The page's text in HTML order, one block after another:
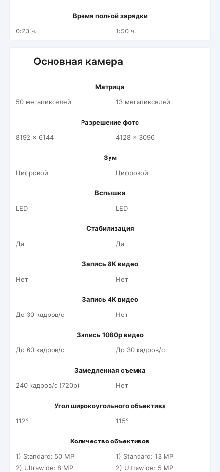
Время полной зарядки
0:23 ч.
1:50 ч.
Основная камера
Матрица
50 мегапикселей
13 мегапикселей
Разрешение фото
8192 x 6144
4128 x 3096
Зум
Цифровой
Цифровой
Вспышка
LED
LED
Стабилизация
Да
Да
Запись 8K видео
Нет
Нет
Запись 4K видео
До 30 кадров/c
Нет
Запись 1080p видео
До 60 кадров/c
До 30 кадров/c
Замедленная съемка
240 кадров/c (720p)
Нет
Угол широкоугольного объектива
112°
115°
Количество объективов
1) Standard: 50 MP
2) Ultrawide: 8 MP
1) Standard: 13 MP
2) Ultrawide: 5 MP